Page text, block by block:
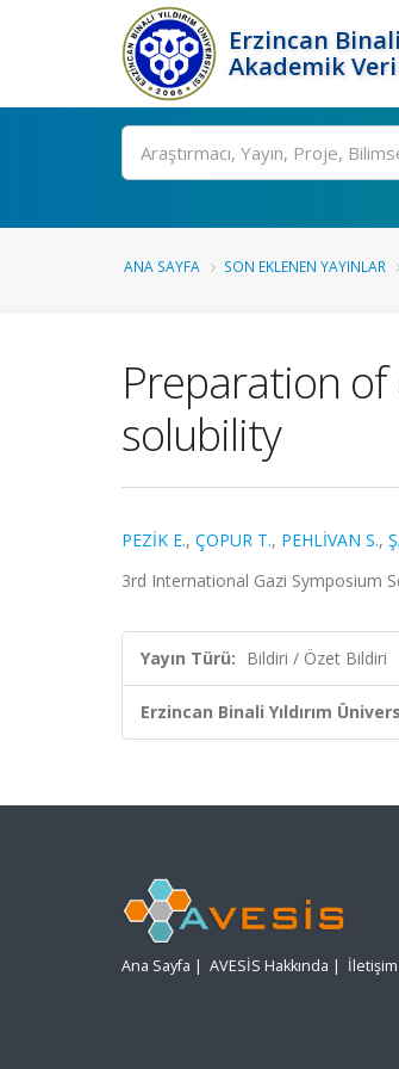
Erzincan
Akademik
Ara
ANA SAYFA SON EKLENEN YAYINLAR
Preparation
solubility
PEZİK E., ÇOPUR T., PEHLİVAN S.,
3rd International Gazi Symposium
Yayın Türü: Bildiri / Özet Bildiri
Erzincan Binali Yıldırım
Ana Sayfa | AVESİS Hakkında | İletişim